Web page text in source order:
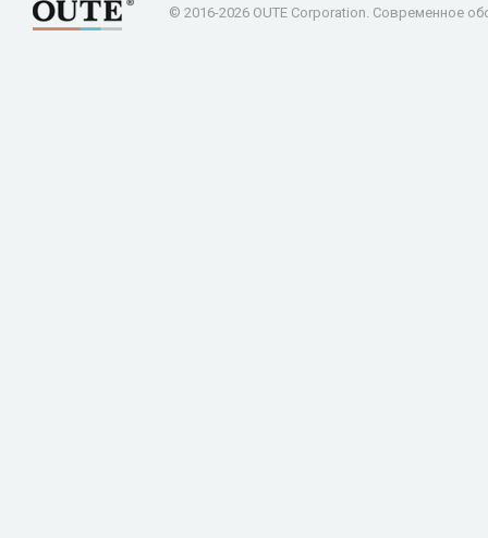
© 2016-2026 OUTE Corporation. Современное